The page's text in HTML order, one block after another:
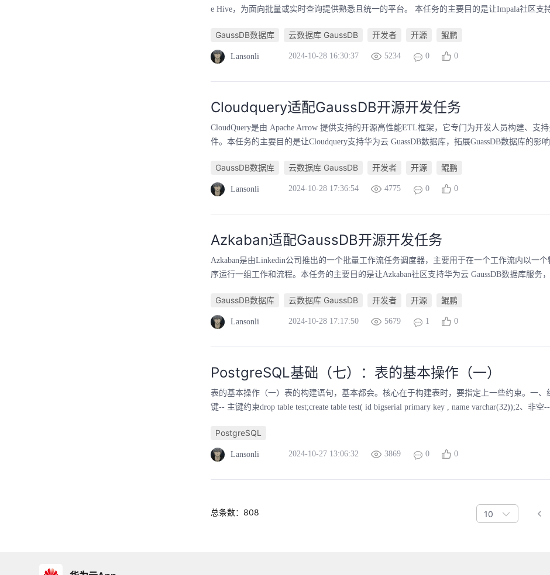
e Hive，为面向批量或实时查询提供熟悉且统一的平台。 本任务的主要目的是让Impala社区支
GaussDB数据库 云数据库 GaussDB 开发者 开源 鲲鹏
Lansonli 2024-10-28 16:30:37 5234 0 0
Cloudquery适配GaussDB开源开发任务
CloudQuery是由 Apache Arrow 提供支持的开源高性能ETL框架，它专门为开发人员构建、支
件。本任务的主要目的是让Cloudquery支持华为云 GuassDB数据库，拓展GuassDB数据库的影
GaussDB数据库 云数据库 GaussDB 开发者 开源 鲲鹏
Lansonli 2024-10-28 17:36:54 4775 0 0
Azkaban适配GaussDB开源开发任务
Azkaban是由Linkedin公司推出的一个批量工作流任务调度器，主要用于在一个工作流内以一个
序运行一组工作和流程。本任务的主要目的是让Azkaban社区支持华为云 GaussDB数据库服务
GaussDB数据库 云数据库 GaussDB 开发者 开源 鲲鹏
Lansonli 2024-10-28 17:17:50 5679 1 0
PostgreSQL基础（七）：表的基本操作（一）
表的基本操作（一）表的构建语句，基本都会。核心在于构建表时，要指定上一些约束。一、
键-- 主键约束drop table test;create table test( id bigserial primary key , name varchar(32));2、非空
PostgreSQL
Lansonli 2024-10-27 13:06:32 3869 0 0
总条数：808 10